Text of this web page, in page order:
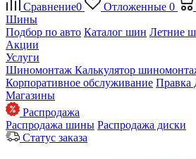
Сравнение0 Отложенные 0
Шины
Подбор по авто Каталог шин Летние
Акции
Услуги
Шиномонтаж Калькулятор
Корпоративное обслуживание Правка
Магазины
Распродажа
Распродажа шины Распродажа диски
Статус заказа